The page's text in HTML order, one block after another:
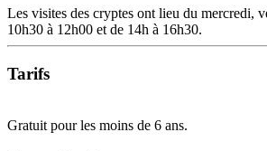
Les visites des cryptes ont lieu du mercredi,
10h30 à 12h00 et de 14h à 16h30.
Tarifs
Gratuit pour les moins de 6 ans.